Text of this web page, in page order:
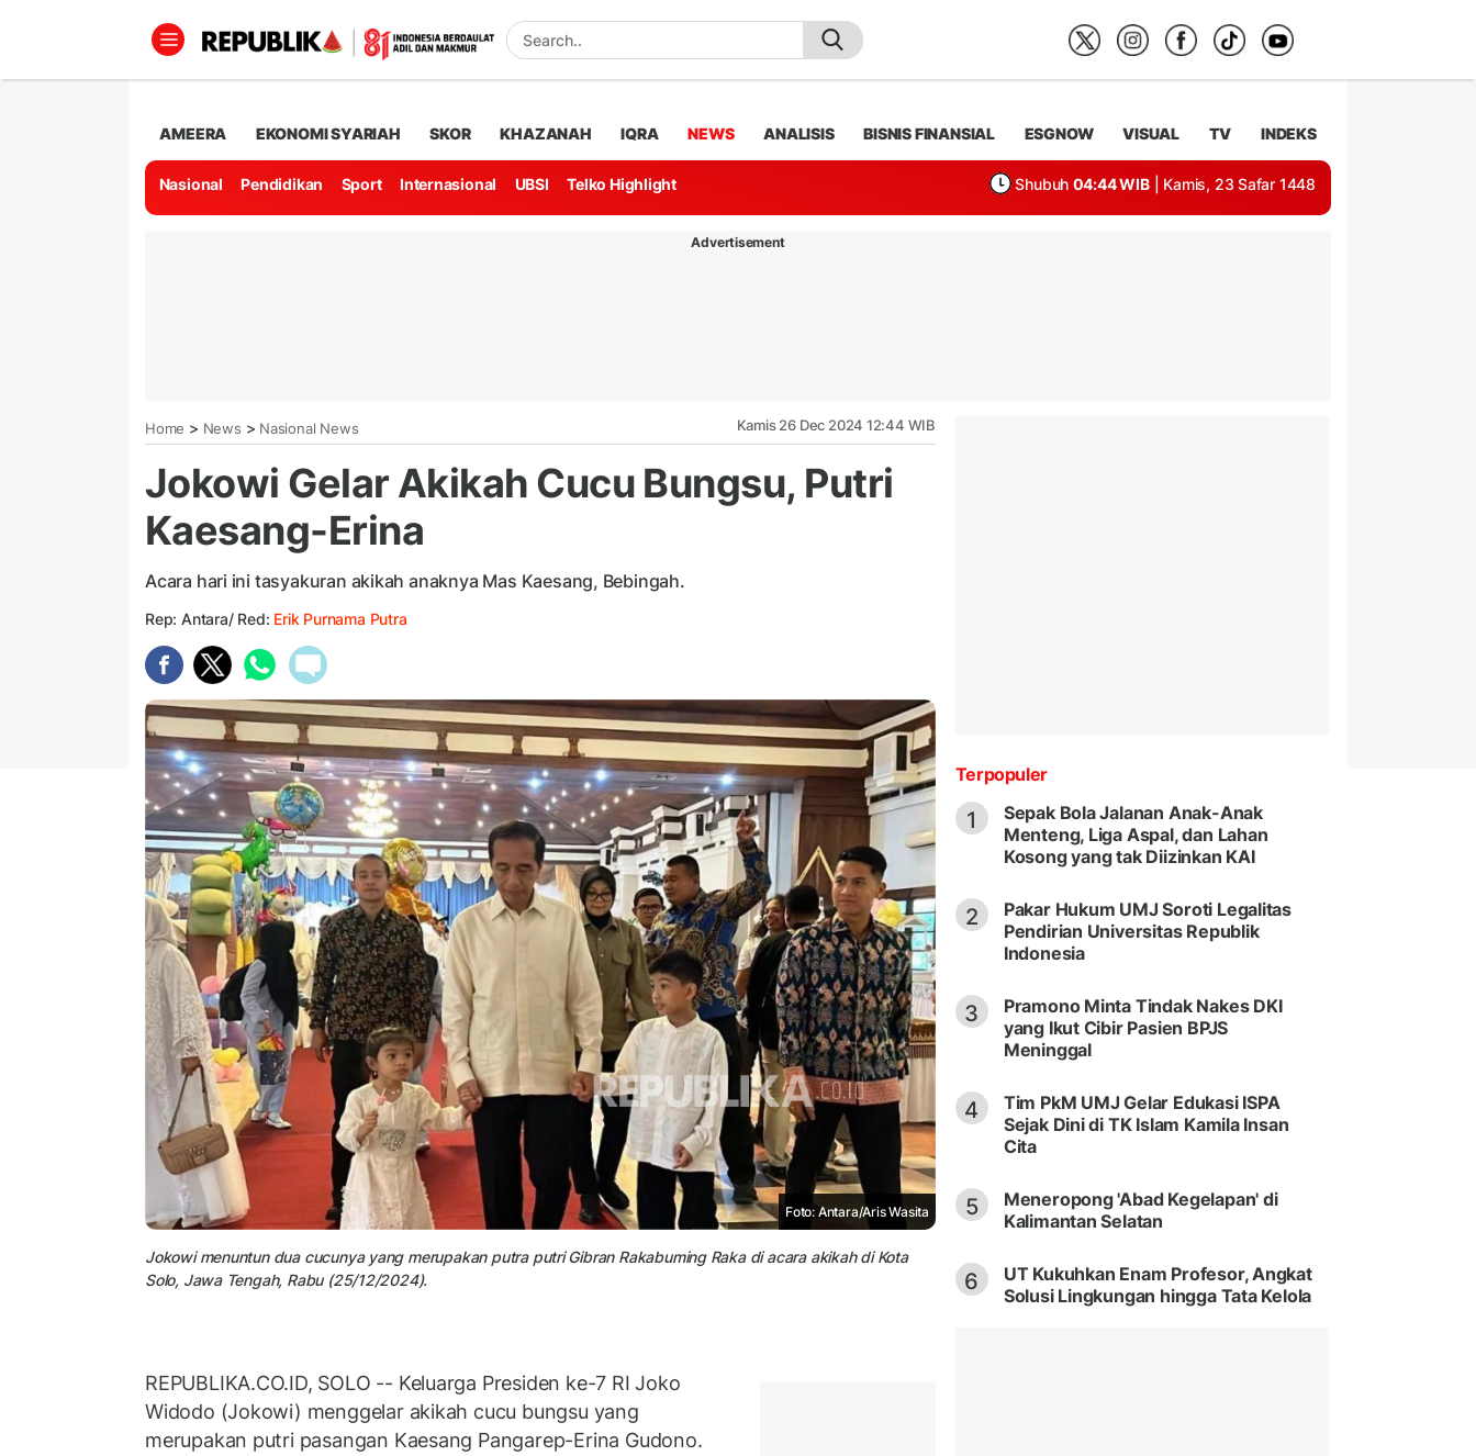
AMEERA EKONOMI SYARIAH SKOR KHAZANAH IQRA NEWS ANALISIS BISNIS FINANSIAL ESGNOW VISUAL TV INDEKS
Nasional Pendidikan Sport Internasional UBSI Telko Highlight Shubuh 04:44 WIB | Kamis, 23 Safar 1448
Advertisement
Home > News > Nasional News Kamis 26 Dec 2024 12:44 WIB
Jokowi Gelar Akikah Cucu Bungsu, Putri
Kaesang-Erina
Acara hari ini tasyakuran akikah anaknya Mas Kaesang, Bebingah.
Rep: Antara/ Red: Erik Purnama Putra
Foto: Antara/Aris Wasita
Jokowi menuntun dua cucunya yang merupakan putra putri Gibran Rakabuming Raka di acara akikah di Kota
Solo, Jawa Tengah, Rabu (25/12/2024).
REPUBLIKA.CO.ID, SOLO -- Keluarga Presiden ke-7 RI Joko
Widodo (Jokowi) menggelar akikah cucu bungsu yang
merupakan putri pasangan Kaesang Pangarep-Erina Gudono.
Terpopuler
1
Sepak Bola Jalanan Anak-Anak
Menteng, Liga Aspal, dan Lahan
Kosong yang tak Diizinkan KAI
2
Pakar Hukum UMJ Soroti Legalitas
Pendirian Universitas Republik
Indonesia
3
Pramono Minta Tindak Nakes DKI
yang Ikut Cibir Pasien BPJS
Meninggal
4
Tim PkM UMJ Gelar Edukasi ISPA
Sejak Dini di TK Islam Kamila Insan
Cita
5
Meneropong 'Abad Kegelapan' di
Kalimantan Selatan
6
UT Kukuhkan Enam Profesor, Angkat
Solusi Lingkungan hingga Tata Kelola